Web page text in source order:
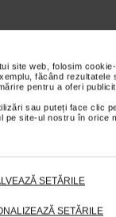
site web, folosim
făcând
pentru a oferi
sau puteți face clic
pe site-ul nostru în orice
SETĂRILE
SETĂRILE
efectuate online.
uri